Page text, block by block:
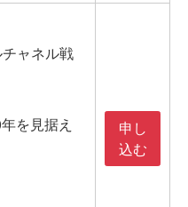
ャネル戦
を見据え
申し
込む